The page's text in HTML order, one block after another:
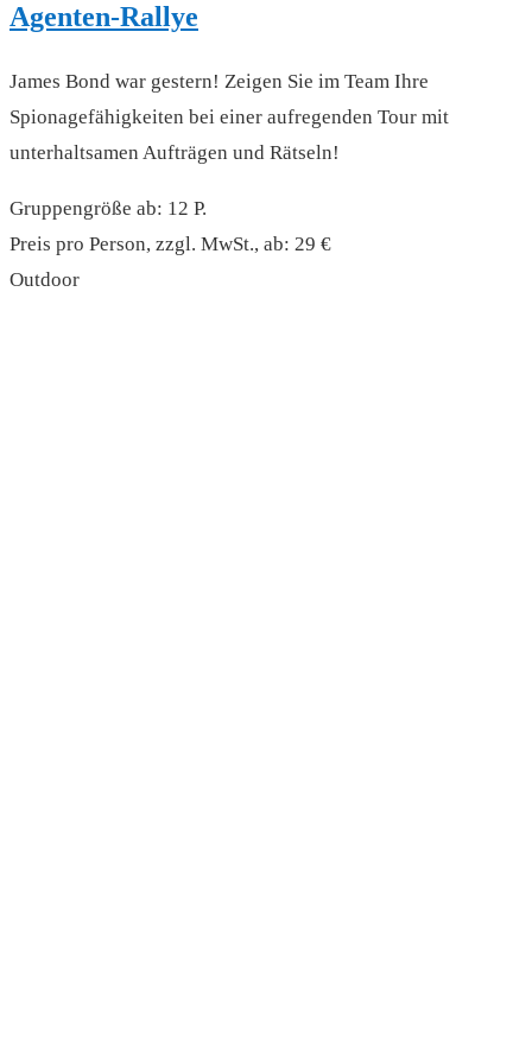
Agenten-Rallye
James Bond war gestern! Zeigen Sie im Team Ihre
Spionagefähigkeiten bei einer aufregenden Tour mit
unterhaltsamen Aufträgen und Rätseln!
Gruppengröße ab: 12 P.
Preis pro Person, zzgl. MwSt., ab: 29 €
Outdoor